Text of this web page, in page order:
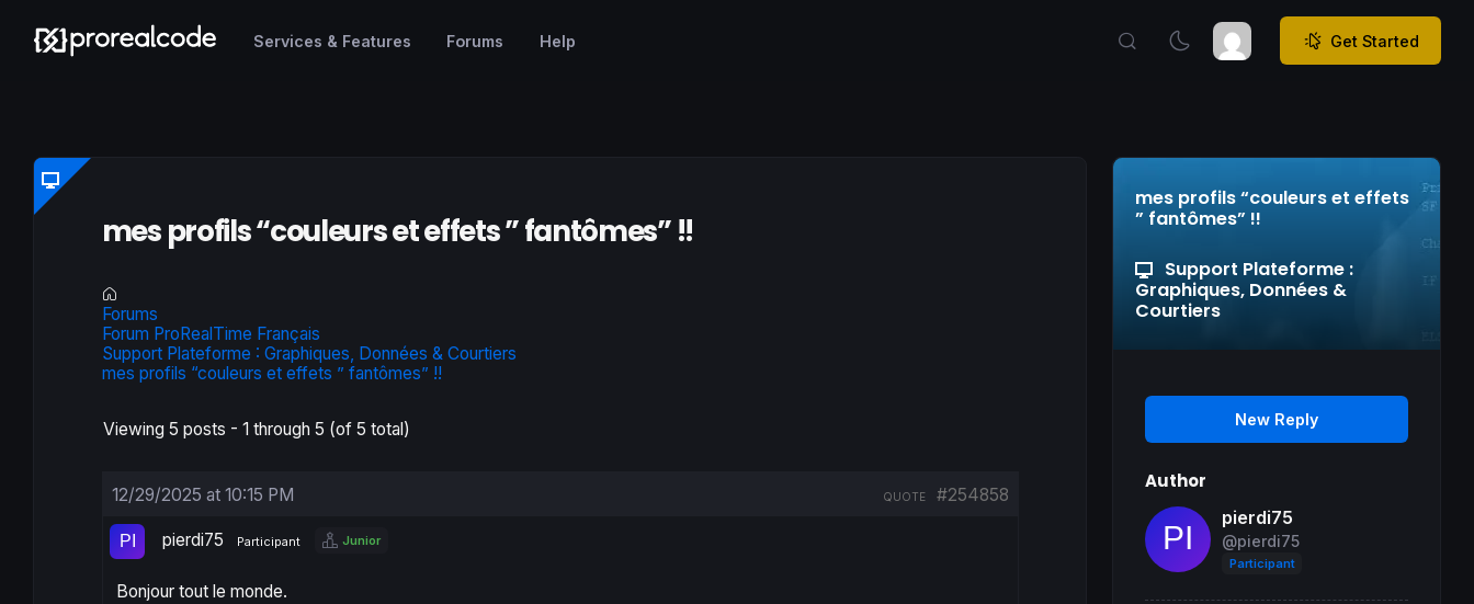
Services & Features Forums Help Get Started
mes profils “couleurs et effets ” fantômes” !!
Forums
Forum ProRealTime Français
Support Plateforme : Graphiques, Données & Courtiers
mes profils “couleurs et effets ” fantômes” !!
Viewing 5 posts - 1 through 5 (of 5 total)
12/29/2025 at 10:15 PM #254858
QUOTE
pierdi75 Participant Junior
Bonjour tout le monde.
mes profils “couleurs et effets
” fantômes” !!
Support Plateforme :
Graphiques, Données &
Courtiers
New Reply
Author
pierdi75
@pierdi75
Participant